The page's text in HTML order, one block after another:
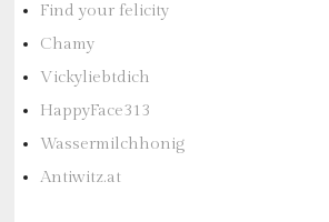
Find your felicity
Chamy
Vickyliebtdich
HappyFace313
Wassermilchhonig
Antiwitz.at